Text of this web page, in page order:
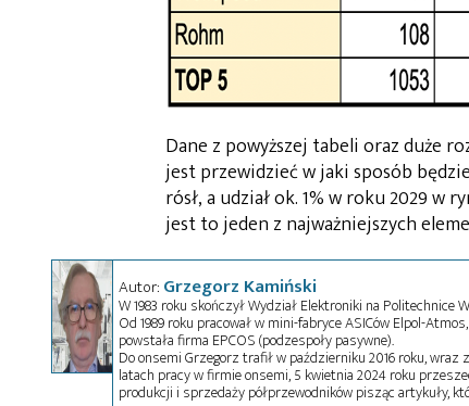
Dane z powyższej tabeli oraz duże
jest przewidzieć w jaki sposób
rósł, a udział ok. 1% w roku 2029 w
jest to jeden z najważniejszych
Autor: Grzegorz Kamiński
W 1983 roku skończył Wydział Elektroniki na Politechnice
Od 1989 roku pracował w mini-fabryce ASICów Elpol-
powstała firma EPCOS (podzespoły pasywne).
Do onsemi Grzegorz trafił w październiku 2016 roku,
latach pracy w firmie onsemi, 5 kwietnia 2024 roku
produkcji i sprzedaży półprzewodników pisząc artykuły,